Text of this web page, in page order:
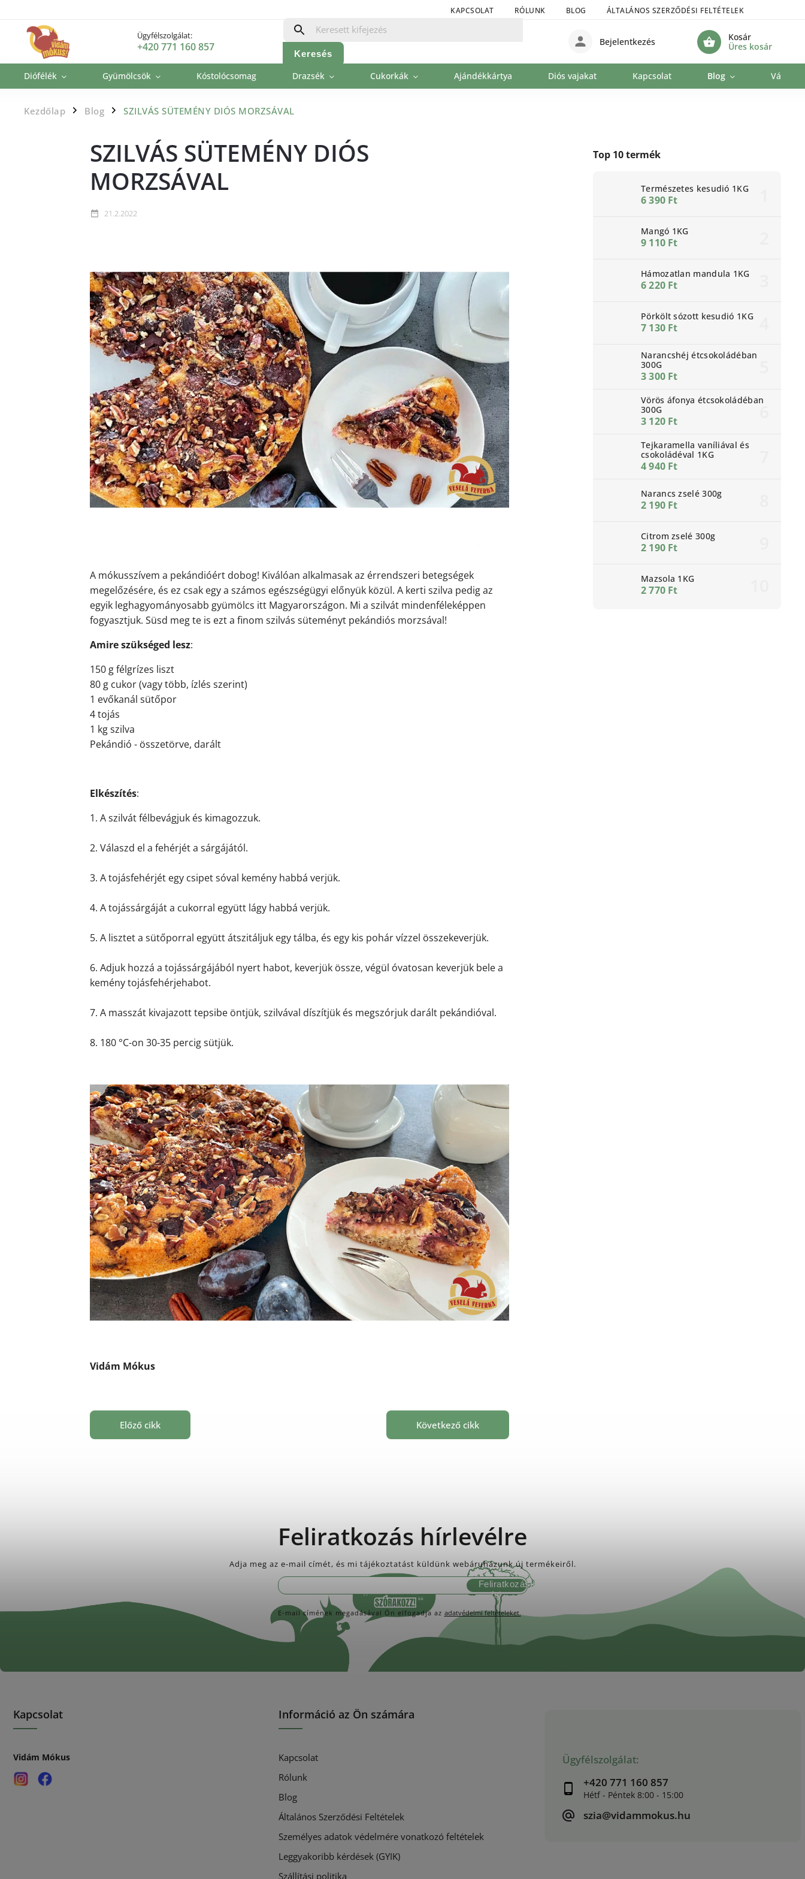
KAPCSOLAT RÓLUNK BLOG ÁLTALÁNOS SZERZŐDÉSI FELTÉTELEK
Ügyfélszolgálat:
+420 771 160 857
Keresés
Kosár
Üres kosár
Bejelentkezés
Diófélék Gyümölcsök Kóstolócsomag Drazsék Cukorkák Ajándékkártya Diós vajakat Kapcsolat Blog
Kezdőlap / Blog / SZILVÁS SÜTEMÉNY DIÓS MORZSÁVAL
Top 10 termék
Természetes kesudió 1KG
6 390 Ft
Mangó 1KG
9 110 Ft
Hámozatlan mandula 1KG
6 220 Ft
Pörkölt sózott kesudió 1KG
7 130 Ft
Narancshéj étcsokoládéban
300G
3 300 Ft
Vörös áfonya étcsokoládéban
300G
3 120 Ft
Tejkaramella vaníliával és
csokoládéval 1KG
4 940 Ft
Narancs zselé 300g
2 190 Ft
Citrom zselé 300g
2 190 Ft
Mazsola 1KG
2 770 Ft
SZILVÁS SÜTEMÉNY DIÓS
MORZSÁVAL
21.2.2022
A mókusszívem a pekándióért dobog! Kiválóan alkalmasak az érrendszeri betegségek
megelőzésére, és ez csak egy a számos egészségügyi előnyük közül. A kerti szilva pedig az
egyik leghagyományosabb gyümölcs itt Magyarországon. Mi a szilvát mindenféleképpen
fogyasztjuk. Süsd meg te is ezt a finom szilvás süteményt pekándiós morzsával!
Amire szükséged lesz:
150 g félgrízes liszt
80 g cukor (vagy több, ízlés szerint)
1 evőkanál sütőpor
4 tojás
1 kg szilva
Pekándió - összetörve, darált
Elkészítés:
1. A szilvát félbevágjuk és kimagozzuk.
2. Válaszd el a fehérjét a sárgájától.
3. A tojásfehérjét egy csipet sóval kemény habbá verjük.
4. A tojássárgáját a cukorral együtt lágy habbá verjük.
5. A lisztet a sütőporral együtt átszitáljuk egy tálba, és egy kis pohár vízzel összekeverjük.
6. Adjuk hozzá a tojássárgájából nyert habot, keverjük össze, végül óvatosan keverjük bele a
kemény tojásfehérjehabot.
7. A masszát kivajazott tepsibe öntjük, szilvával díszítjük és megszórjuk darált pekándióval.
8. 180 °C-on 30-35 percig sütjük.
Vidám Mókus
Előző cikk Következő cikk
Ügyfélszolgálat:
+420 771 160 857
szia@vidammokus.hu
Kapcsolat
Vidám Mókus
Információ az Ön számára
Kapcsolat
Rólunk
Blog
Általános Szerződési Feltételek
Személyes adatok védelmére vonatkozó feltételek
Leggyakoribb kérdések (GYIK)
Feliratkozás hírlevélre
Adja meg az e-mail címét, és mi tájékoztatást küldünk webáruházunk új termékeiről.
E-mail címének megadásával Ön elfogadja az adatvédelmi feltételeket.
Feliratkozás